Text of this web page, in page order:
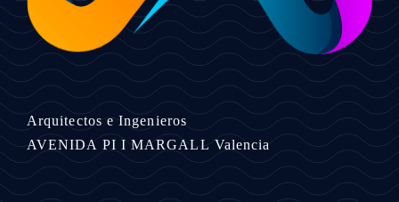
Arquitectos e Ingenieros
AVENIDA PI I MARGALL Valencia